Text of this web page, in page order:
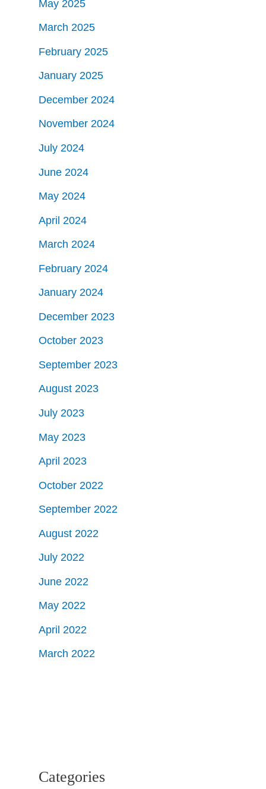
May 2025
March 2025
February 2025
January 2025
December 2024
November 2024
July 2024
June 2024
May 2024
April 2024
March 2024
February 2024
January 2024
December 2023
October 2023
September 2023
August 2023
July 2023
May 2023
April 2023
October 2022
September 2022
August 2022
July 2022
June 2022
May 2022
April 2022
March 2022
Categories